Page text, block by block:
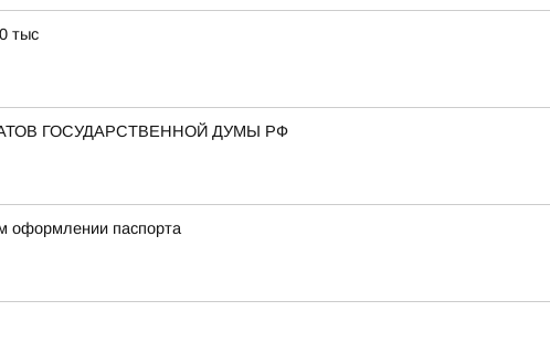
тыс
ГОСУДАРСТВЕННОЙ ДУМЫ РФ
оформлении паспорта